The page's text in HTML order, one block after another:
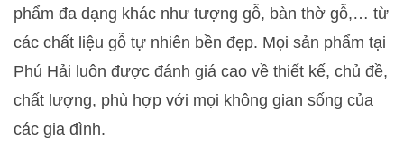
phẩm đa dạng khác như tượng gỗ, bàn thờ gỗ,… từ
các chất liệu gỗ tự nhiên bền đẹp. Mọi sản phẩm tại
Phú Hải luôn được đánh giá cao về thiết kế, chủ đề,
chất lượng, phù hợp với mọi không gian sống của
các gia đình.